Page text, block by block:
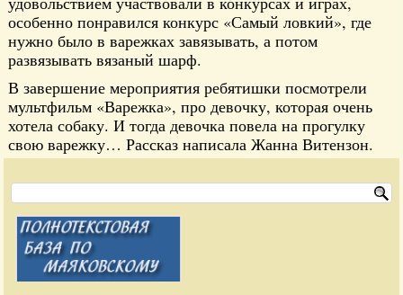
особенно понравился конкурс «Самый ловкий», где
нужно было в варежках завязывать, а потом
развязывать вязаный шарф.
В завершение мероприятия ребятишки посмотрели
мультфильм «Варежка», про девочку, которая очень
хотела собаку. И тогда девочка повела на прогулку
свою варежку… Рассказ написала Жанна Витензон.